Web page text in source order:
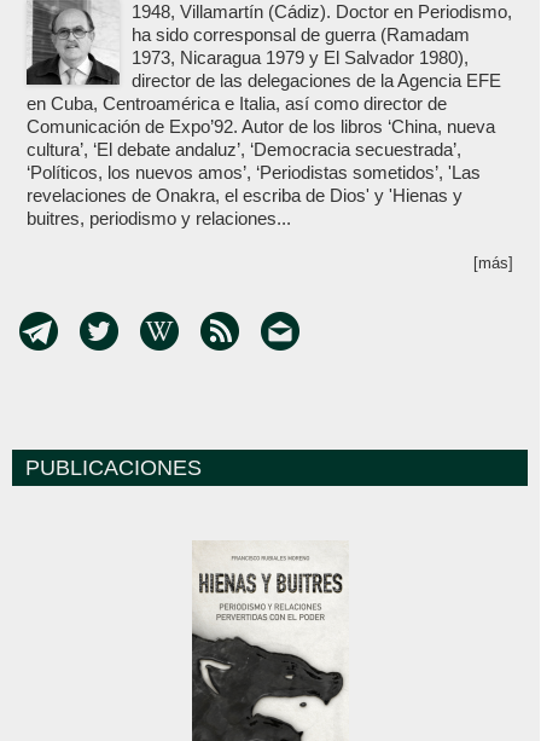
1948, Villamartín (Cádiz). Doctor en Periodismo,
ha sido corresponsal de guerra (Ramadam
1973, Nicaragua 1979 y El Salvador 1980),
director de las delegaciones de la Agencia EFE
en Cuba, Centroamérica e Italia, así como director de
Comunicación de Expo’92. Autor de los libros ‘China, nueva
cultura’, ‘El debate andaluz’, ‘Democracia secuestrada’,
‘Políticos, los nuevos amos’, ‘Periodistas sometidos’, 'Las
revelaciones de Onakra, el escriba de Dios' y 'Hienas y
buitres, periodismo y relaciones...
[más]
PUBLICACIONES